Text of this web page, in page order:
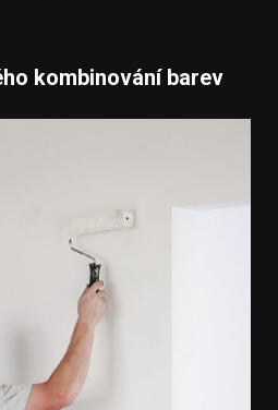
kombinování barev